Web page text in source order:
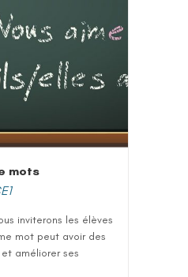
mots
inviterons les élèves
mot peut avoir des
améliorer ses